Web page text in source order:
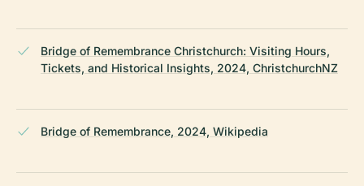
Bridge of Remembrance Christchurch: Visiting Hours,
Tickets, and Historical Insights, 2024, ChristchurchNZ
Bridge of Remembrance, 2024, Wikipedia